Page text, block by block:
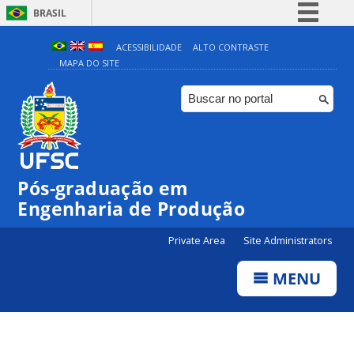
BRASIL
Simplifique!
Comunica BR
Participe
ACESSIBILIDADE
ALTO CONTRASTE
MAPA DO SITE
Pós-graduação em
Engenharia de Produção
Private Area Site Administrators
MENU